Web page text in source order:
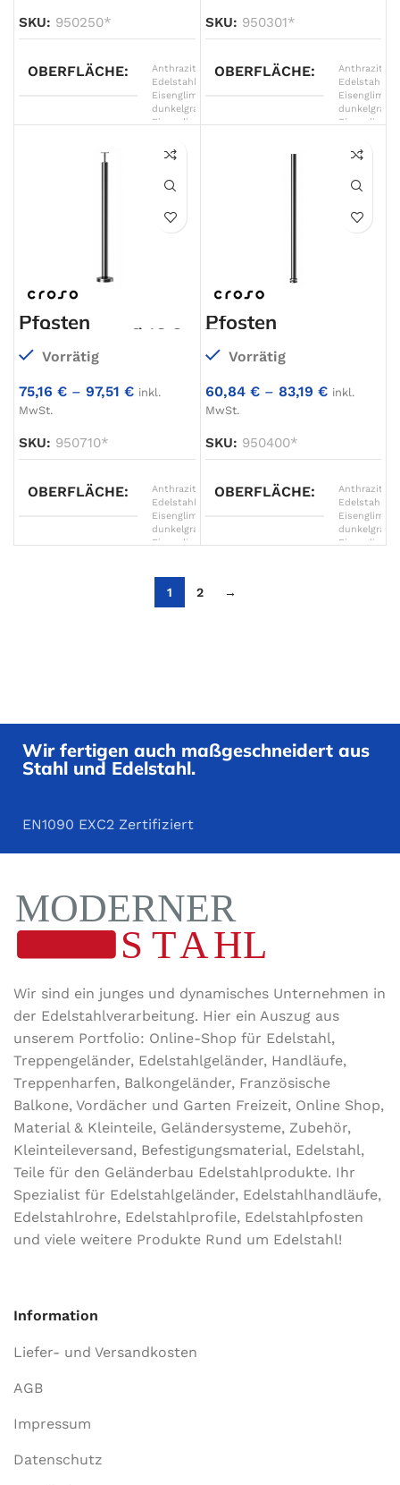
SKU: 950250*
OBERFLÄCHE Anthrazitgrau,
Edelstahl
Eisenglimmer
dunkelgrau
Eisenglimmer
Eisenglimmer
hellgrau
matt,
Verkehrsweiß
SKU: 950301*
OBERFLÄCHE
Edelstahl
dunkelgrau
hellgrau
matt,
Pfosten
aufgesetzt, Ø48,3
Vorrätig
75,16 € – 97,51 € inkl.
MwSt.
SKU: 950710*
OBERFLÄCHE Anthrazitgrau,
Edelstahl
Eisenglimmer
dunkelgrau
Eisenglimmer
Graphitschwarz
matt,
Pfosten
Treppenmontage,
Ø42,4mm
Vorrätig
60,84 €– 83,19 € inkl.
MwSt.
SKU: 950400*
OBERFLÄCHE
Edelstahl
dunkelgrau
1 2 →
Wir fertigen auch maßgeschneidert aus
Stahl und Edelstahl.
EN1090 EXC2 Zertifiziert
Wir sind ein junges und dynamisches Unternehmen in
der Edel­stahl­ver­arbeitung. Hier ein Auszug aus
unserem Portfolio: Online-Shop für Edelstahl,
Treppengeländer, Edelstahlgeländer, Handläufe,
Treppenharfen, Balkongeländer, Französische
Balkone, Vordächer und Garten Freizeit, Online Shop,
Material & Kleinteile, Geländersysteme, Zubehör,
Kleinteileversand, Befestigungsmaterial, Edelstahl,
Teile für den Geländerbau Edelstahlprodukte. Ihr
Spezialist für Edelstahlgeländer, Edelstahlhandläufe,
Edelstahlrohre, Edelstahlprofile, Edelstahlpfosten
und viele weitere Produkte Rund um Edelstahl!
Information
Liefer- und Versandkosten
AGB
Impressum
Datenschutz